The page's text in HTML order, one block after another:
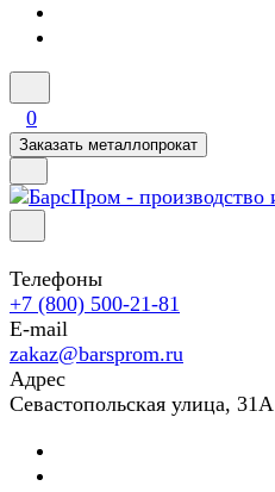
0
Заказать металлопрокат
Телефоны
+7 (800) 500-21-81
E-mail
zakaz@barsprom.ru
Адрес
Севастопольская улица, 31А